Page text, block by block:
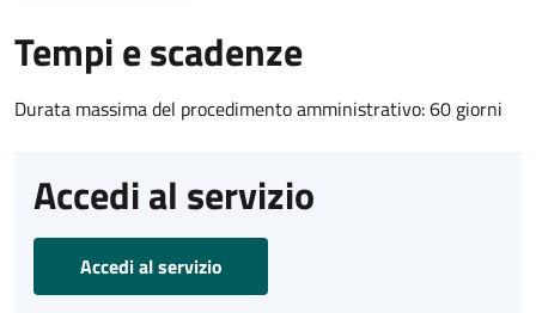
Tempi e scadenze
Durata massima del procedimento amministrativo: 60 giorni
Accedi al servizio
Accedi al servizio